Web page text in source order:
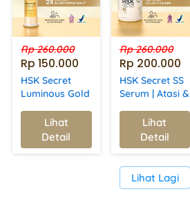
Rp 260.000
Rp 150.000
HSK Secret
Luminous Gold
Serum | Kulit
Kencang,
Lembap, &
Lihat
Detail
Rp 260.000
Rp 200.000
HSK Secret SS
Serum | Atasi &
Hitam | Alpha
Arbutin,
Vitamin C,
Aloe Vera
Lihat
Detail
`Lihat Lagi